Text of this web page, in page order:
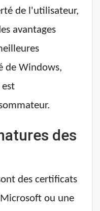
de l'utilisateur,
avantages
de Windows,
est
des
des certificats
ou une